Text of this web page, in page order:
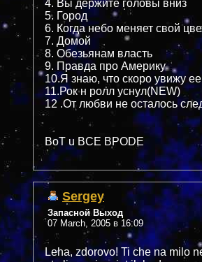
4. Вы держите головы вниз
5. Город
6. Когда небо меняет свой
7. Домой
8. Обезьянам власть
9. Правда про Америку
10.Я знаю, что скоро увижу ее
11.Рок н ролл уснул(NEW)
12 .От любви не осталось
BoT u BCE BPODE
Sergey
Запасной Выход
07 March, 2005 в 16:09
Leha, zdorovo! Ti che na milo